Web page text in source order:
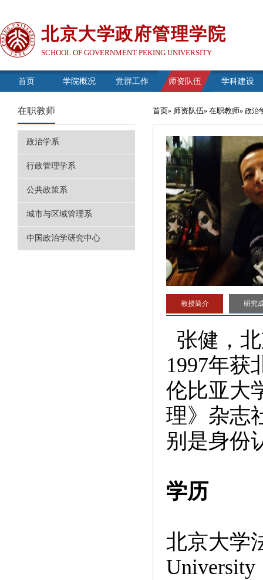
北京大学政府管理学院
SCHOOL OF GOVERNMENT PEKING UNIVERSITY
首页 学院概况 党群工作 师资队伍 学科建设
在职教师
政治学系
行政管理学系
公共政策系
城市与区域管理系
中国政治学研究中心
首页» 师资队伍» 在职教师» 政治
教授简介 研究
张健，
1997年获
伦比亚大
理》杂志
别是身份
学历
北京大学